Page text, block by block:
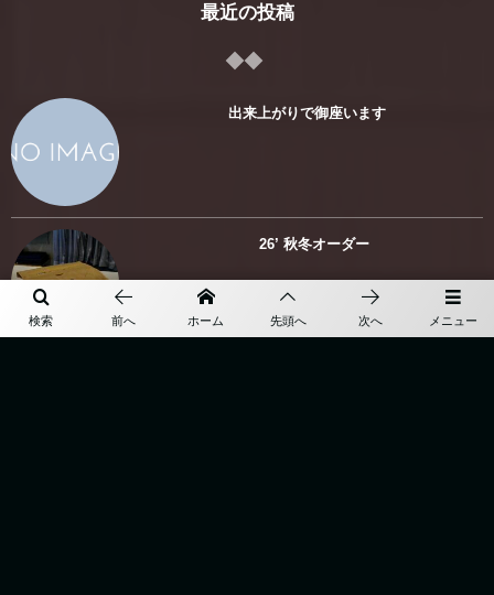
メニュー
検索 前へ ホーム 先頭へ 次へ
最近の投稿
出来上がりで御座います
26’ 秋冬オーダー